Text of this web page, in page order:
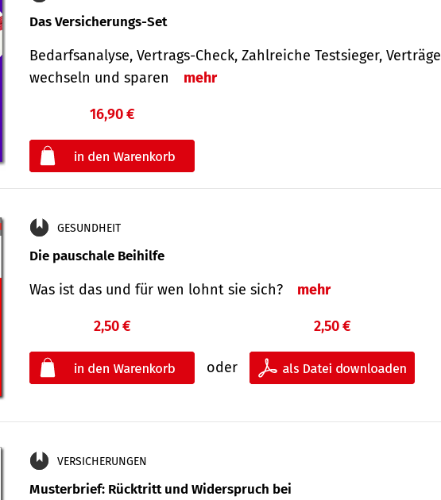
Das Versicherungs-Set
Bedarfsanalyse, Vertrags-Check, Zahlreiche Testsieger, Verträge
wechseln und sparen
mehr
16,90 €
GESUNDHEIT
Die pauschale Beihilfe
Was ist das und für wen lohnt sie sich? mehr
2,50 €
oder
2,50 €
VERSICHERUNGEN
Musterbrief: Rücktritt und Widerspruch bei